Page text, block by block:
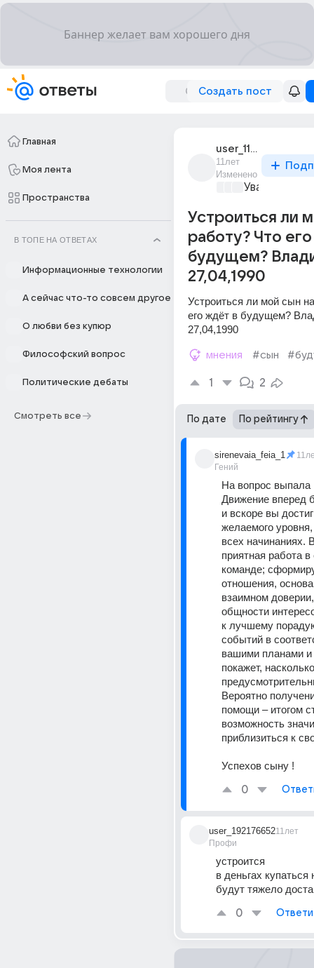
Создать пост
Главная
Моя лента
Пространства
В ТОПЕ НА ОТВЕТАХ
Информационные технологии
А сейчас что-то совсем другое
О любви без купюр
Философский вопрос
Политические дебаты
Смотреть все
user_111315739
11лет
Изменено
Уважаемый
Устроиться ли
работу? Что
будущем?
27,04,1990
Устроиться ли мой сын
его ждёт в будущем?
27,04,1990
мнения #сын
1 2
По дате По рейтингу
sirenevaia_feia_1
Гений
На вопрос выпала
Движение вперед
и вскоре вы
желаемого
всех начинаниях.
приятная работа в
команде;
отношения,
взаимном
общности
к лучшему
событий в
вашими планами
покажет, насколько
Вероятно
помощи – итогом
возможность
приблизиться к
Успехов сыну !
0
user_192176652
Профи
11лет
устроится
в деньгах купаться
будут тяжело
0